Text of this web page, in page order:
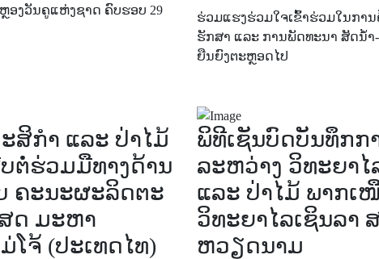
ອງວັນຄູແຫ່ງຊາດ ຄົບຮອບ 29
ຮ່ວມແຮງຮ່ວມໃຈເຂົ້າຮ່ວມໃນກາ
ຮັກສາ ແລະ ການພັດທະນາ ສັດນໍ້
ຍືນຍົງຕະຫຼອດໄປ
ສິກຳ ແລະ ປ່າໄມ້
ຕໍ່ຮ່ວມມືທາງດ້ານ
ຄະນະຜະລິດຕະ
ດ ມະຫາ
ໂຈ້ (ປະເທດໄທ)
ພິທີເຊັນບົດບັນທຶກກ
ລະຫວ່າງ ວິທະຍາ
ແລະ ປ່າໄມ້ ພາກເ
ວິທະຍາໄລເຊິນລາ
ຫວຽດນາມ